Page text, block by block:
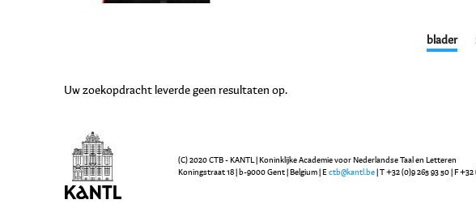
blader
Uw zoekopdracht leverde geen resultaten op.
(C) 2020 CTB - KANTL | Koninklijke Academie voor Nederlandse Taal en Letteren
Koningstraat 18 | b-9000 Gent | Belgium | Ectb@kantl.be | T +32 (0)9 265 93 50 | F